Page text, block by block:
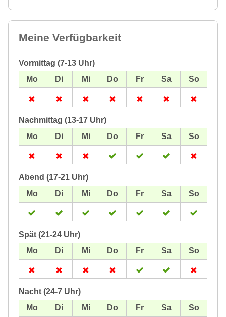
Meine Verfügbarkeit
Vormittag (7-13 Uhr)
Nachmittag (13-17 Uhr)
Abend (17-21 Uhr)
Spät (21-24 Uhr)
Nacht (24-7 Uhr)